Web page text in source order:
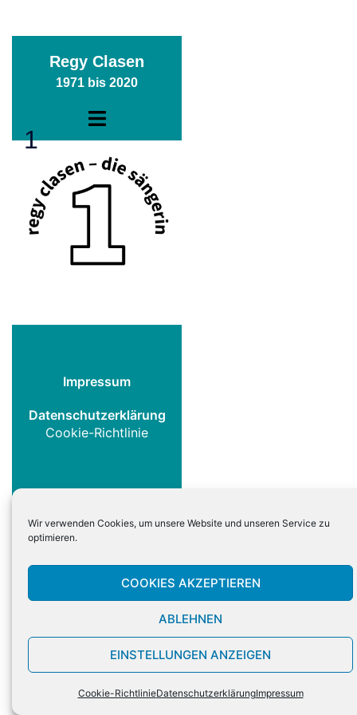
Wir verwenden Cookies, um unsere Website und unseren Service zu
optimieren.
COOKIES AKZEPTIEREN
ABLEHNEN
EINSTELLUNGEN ANZEIGEN
Cookie-RichtlinieDatenschutzerklärungImpressum
springen
Regy Clasen
1971 bis 2020
Menü
1
Impressum
Datenschutzerklärung
Cookie-Richtlinie